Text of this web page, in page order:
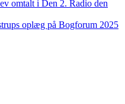
omtalt i Den 2. Radio den
oplæg på Bogforum 2025